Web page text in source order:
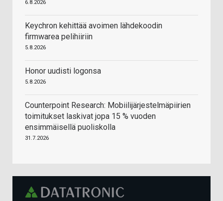
6.8.2026
Keychron kehittää avoimen lähdekoodin
firmwarea pelihiiriin
5.8.2026
Honor uudisti logonsa
5.8.2026
Counterpoint Research: Mobiilijärjestelmäpiirien
toimitukset laskivat jopa 15 % vuoden
ensimmäisellä puoliskolla
31.7.2026